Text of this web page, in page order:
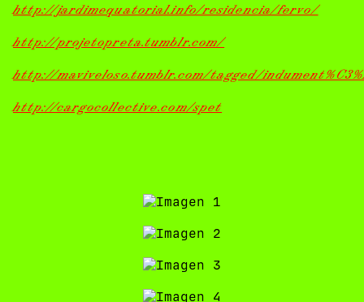
http://jardimequatorial.info/residencia/fervo/
http://projetopreta.tumblr.com/
http://maviveloso.tumblr.com/tagged/
http://cargocollective.com/spet